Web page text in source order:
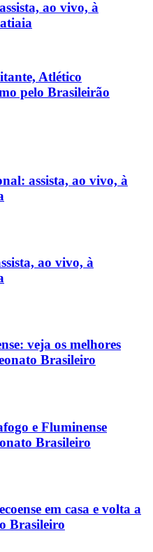
ao vivo, à
Atlético
pelo Brasileirão
assista, ao vivo, à
ao vivo, à
veja os melhores
Brasileiro
e Fluminense
Brasileiro
em casa e volta a
Brasileiro